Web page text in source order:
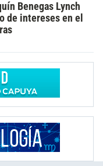
Benegas Lynch
de intereses en el